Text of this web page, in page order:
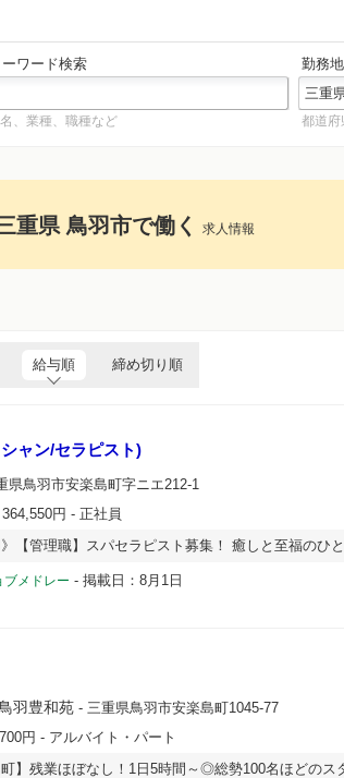
ーワード検索 勤務
、業種、職種など 都道府
重県 鳥羽市で働く 求人情報
給与順 締め切り順
ャン/セラピスト)
県鳥羽市安楽島町字ニエ212-1
円 - 正社員
》【管理職】スパセラピスト募集！ 癒しと至福のひ
ブメドレー - 掲載日：8月1日
羽豊和苑 - 三重県鳥羽市安楽島町1045-77
円 - アルバイト・パート
町】残業ほぼなし！1日5時間～◎総勢100名ほどの